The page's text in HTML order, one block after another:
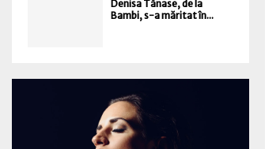
Denisa Tănase, de la
Bambi, s-a măritat în...